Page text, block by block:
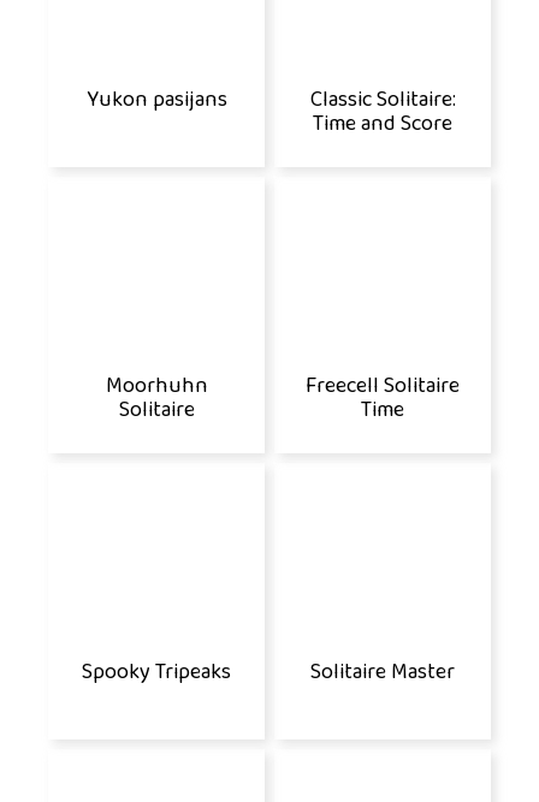
Yukon pasijans Classic Solitaire:
Time and Score
Moorhuhn
Solitaire
Freecell Solitaire
Time
Spooky Tripeaks Solitaire Master